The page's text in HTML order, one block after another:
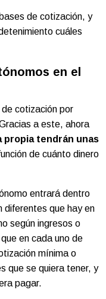
de cotización, y
cuáles
en el
cotización por
a este, ahora
propia tendrán unas
de cuánto dinero
entrará dentro
diferentes que hay en
según ingresos o
en cada uno de
mínima o
que se quiera tener, y
pagar.